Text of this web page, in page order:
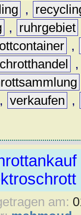
,
, ruhrgebiet
,
, verkaufen
,
am: